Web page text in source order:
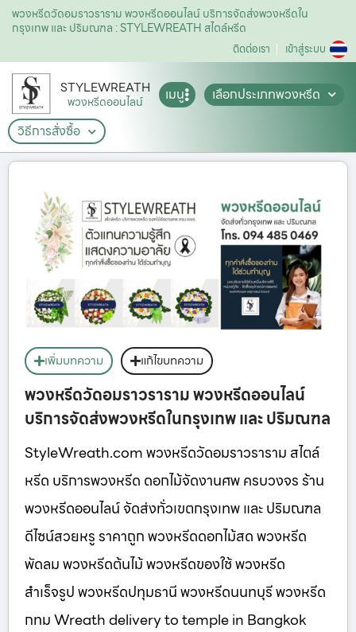
พวงหรีดวัดอมราวราราม พวงหรีดออนไลน์ บริการจัดส่งพวงหรีดใน
กรุงเทพ และ ปริมณฑล : STYLEWREATH สไตล์หรีด
ติดต่อเรา เข้าสู่ระบบ
STYLEWREATH
พวงหรีดออนไลน์ เมนู
เลือกประเภทพวงหรีด
วิธีการสั่งซื้อ
เพิ่มบทความ แก้ไขบทความ
พวงหรีดวัดอมราวราราม พวงหรีดออนไลน์
บริการจัดส่งพวงหรีดในกรุงเทพ และ ปริมณฑล
StyleWreath.com พวงหรีดวัดอมราวราราม สไตล์
หรีด บริการพวงหรีด ดอกไม้จัดงานศพ ครบวงจร ร้าน
พวงหรีดออนไลน์ จัดส่งทั่วเขตกรุงเทพ และ ปริมณฑล
ดีไซน์สวยหรู ราคาถูก พวงหรีดดอกไม้สด พวงหรีด
พัดลม พวงหรีดต้นไม้ พวงหรีดของใช้ พวงหรีด
สำเร็จรูป พวงหรีดปทุมธานี พวงหรีดนนทบุรี พวงหรีด
กทม Wreath delivery to temple in Bangkok